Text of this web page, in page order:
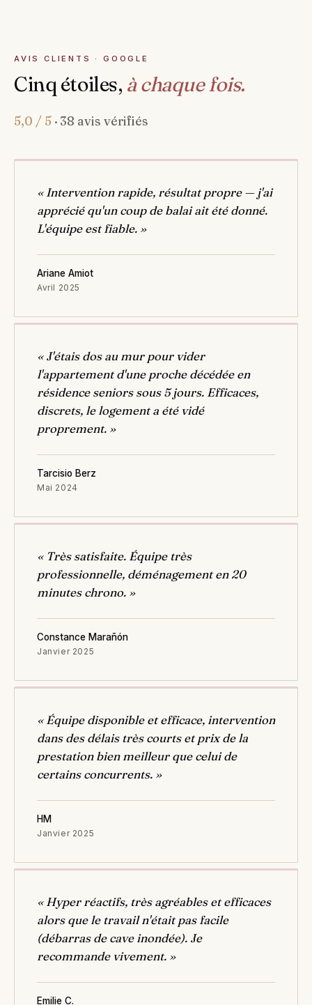
AVIS CLIENTS · GOOGLE
Cinq étoiles, à chaque fois.
5,0 / 5 · 38 avis vérifiés
« Intervention rapide, résultat propre — j'ai
apprécié qu'un coup de balai ait été donné.
L'équipe est fiable. »
Ariane Amiot
Avril 2025
« J'étais dos au mur pour vider
l'appartement d'une proche décédée en
résidence seniors sous 5 jours. Efficaces,
discrets, le logement a été vidé
proprement. »
Tarcisio Berz
Mai 2024
« Très satisfaite. Équipe très
professionnelle, déménagement en 20
minutes chrono. »
Constance Marañón
Janvier 2025
« Équipe disponible et efficace, intervention
dans des délais très courts et prix de la
prestation bien meilleur que celui de
certains concurrents. »
HM
Janvier 2025
« Hyper réactifs, très agréables et efficaces
alors que le travail n'était pas facile
(débarras de cave inondée). Je
recommande vivement. »
Emilie C.